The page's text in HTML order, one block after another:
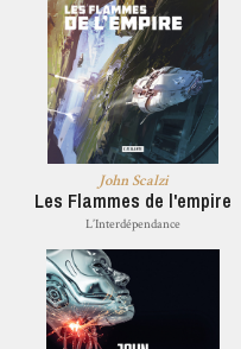
John Scalzi
Les Flammes de l'empire
L’Interdépendance